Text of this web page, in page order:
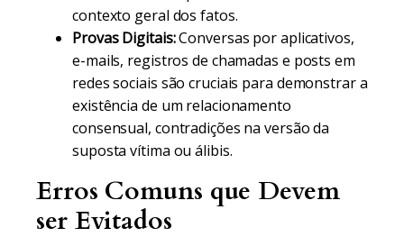
contexto geral dos fatos.
Provas Digitais:Conversas por aplicativos,
e-mails, registros de chamadas e posts em
redes sociais são cruciais para demonstrar a
existência de um relacionamento
consensual, contradições na versão da
suposta vítima ou álibis.
Erros Comuns que Devem
ser Evitados